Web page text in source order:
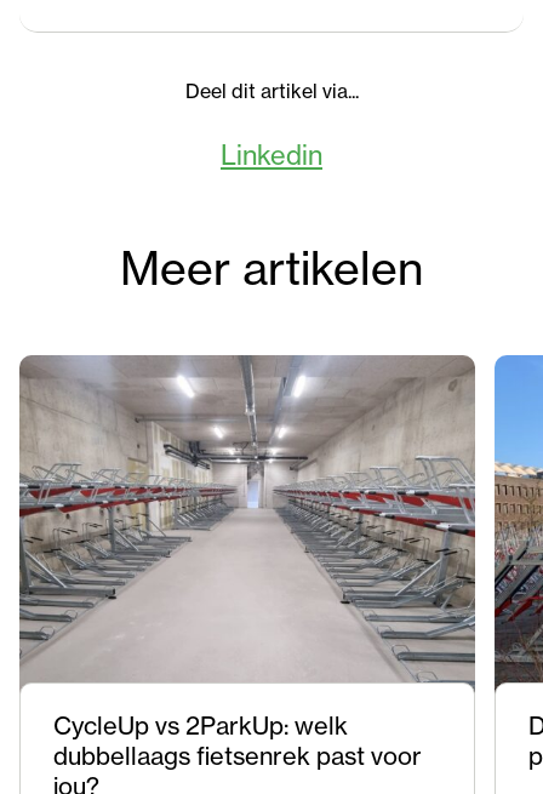
Deel dit artikel via...
Linkedin
Meer artikelen
CycleUp vs 2ParkUp: welk
dubbellaags fietsenrek past voor
jou?